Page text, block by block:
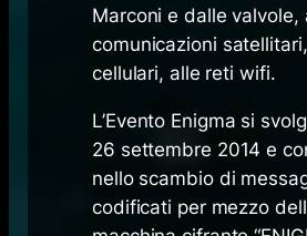
Marconi e dalle valvole,
comunicazioni
cellulari, alle reti wifi.
L’Evento Enigma si
26 settembre 2014 e
nello scambio di
codificati per mezzo